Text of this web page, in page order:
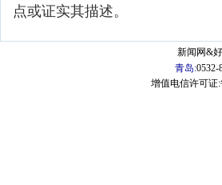
点或证实其描述。